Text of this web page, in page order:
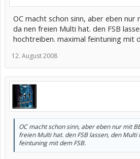
OC macht schon sinn, aber eben nur
da nen freien Multi hat. den FSB
hochtreiben. maximal feintuning mit
12. August 2008
OC macht schon sinn, aber eben nur mit
freien Multi hat. den FSB lassen, den
feintuning mit dem FSB.